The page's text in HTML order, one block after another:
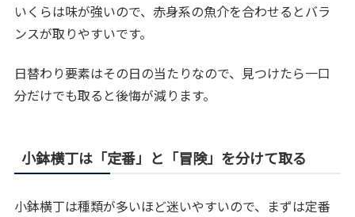
いくらは味が強いので、赤身系の魚介を合わせるとバラ
ンスが取りやすいです。
日替わり要素はその日の当たりなので、見つけたら一口
分だけでも取ると後悔が減ります。
小鉢横丁は「定番」と「冒険」を分けて取る
小鉢横丁は種類が多いほど迷いやすいので、まずは定番